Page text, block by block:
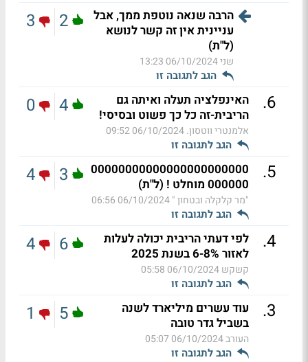
הרבה שנאה נוטפת ממך, אבל
עניינית אין זה קשר לנושא
(ל"ת)
שני06/10/2024 13:23
הגב לתגובה זו
2
3
6
.
האינפלציה תעלה ואיתה גם
הריבית-זה כל כך פשוט ובסיסי!
אלמנטרי ווטסון.06/10/2024 09:52
הגב לתגובה זו
4
0
5
.
00000000000000000000000
000000 מוחלט ! (ל"ת)
"מר קלקלה ובטחון "06/10/2024 06:56
הגב לתגובה זו
3
4
4
.
לפי דעתי הריבית יכולה לעלות
לאזור 6-8% בשנת 2025
קשקש06/10/2024 05:58
הגב לתגובה זו
6
4
3
.
עוד עשרים מיליארד לשנה
בשביל גדר טובה
העורב06/10/2024 05:07
הגב לתגובה זו
5
1